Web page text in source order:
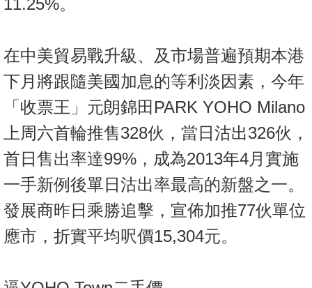
業
關
於
我
們
11.25%。
在中美貿易戰升級、及市場普遍預期本港
下月將跟隨美國加息的等利淡因素，今年
「收票王」元朗錦田PARK YOHO Milano
上周六首輪推售328伙，當日沽出326伙，
首日售出率達99%，成為2013年4月實施
一手新例後單日沽出率最高的新盤之一。
發展商昨日乘勝追擊，宣佈加推77伙單位
應市，折實平均呎價15,304元。